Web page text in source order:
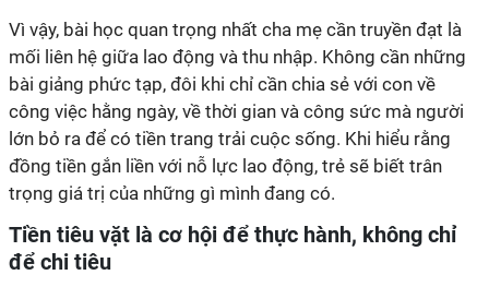
Vì vậy, bài học quan trọng nhất cha mẹ cần truyền đạt là
mối liên hệ giữa lao động và thu nhập. Không cần những
bài giảng phức tạp, đôi khi chỉ cần chia sẻ với con về
công việc hằng ngày, về thời gian và công sức mà người
lớn bỏ ra để có tiền trang trải cuộc sống. Khi hiểu rằng
đồng tiền gắn liền với nỗ lực lao động, trẻ sẽ biết trân
trọng giá trị của những gì mình đang có.
Tiền tiêu vặt là cơ hội để thực hành, không chỉ
để chi tiêu